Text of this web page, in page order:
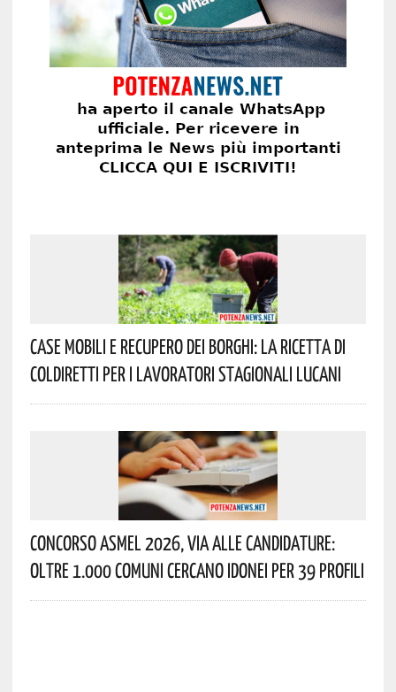
Case Mobili E Recupero Dei Borghi: La Ricetta Di
Coldiretti Per I Lavoratori Stagionali Lucani
Concorso Asmel 2026, Via Alle Candidature:
Oltre 1.000 Comuni Cercano Idonei Per 39 Profili